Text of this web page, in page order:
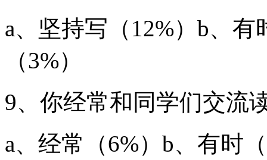
a、坚持写（12%）b、
（3%）
9、你经常和同学们交流
a、经常（6%）b、有时